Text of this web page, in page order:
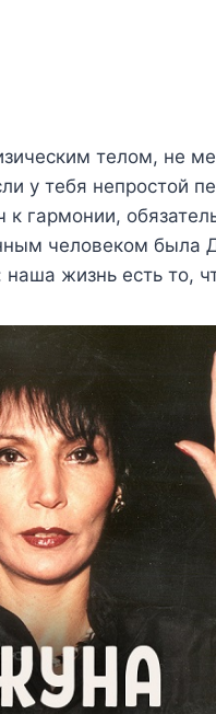
телом, не
у тебя непростой
гармонии,
человеком была
наша жизнь есть то,